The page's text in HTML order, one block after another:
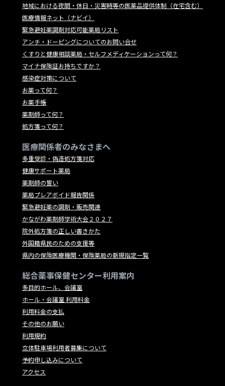
地域における夜間・休日・災害時等の医薬品提供体制（在宅含む）
医療情報ネット（ナビイ）
緊急避妊薬調剤対応可能薬局リスト
アンチ・ドーピングについてのお問い合せ
くすりと健康相談薬局・セルフメディケーションって何？
マイナ保険証お持ちですか？
感染症対策について
お薬って何？
お薬手帳
薬剤師って何？
処方箋って何？
医療関係者のみなさまへ
多重受診・偽造処方箋対応
健康サポート薬局
薬剤師の誓い
薬局プレアボイド報告関係
緊急避妊薬の調剤・販売関連
かながわ薬剤師学術大会２０２７
院外処方箋の正しい書きかた
外国籍県民のための支援等
県内の保険医療機関・保険薬局の新規指定一覧
総合薬事保健センター利用案内
多目的ホール、会議室
ホール・会議室 利用料金
利用料金の支払
その他のお願い
利用規約
立体駐車場利用者募集について
予約申し込みについて
アクセス